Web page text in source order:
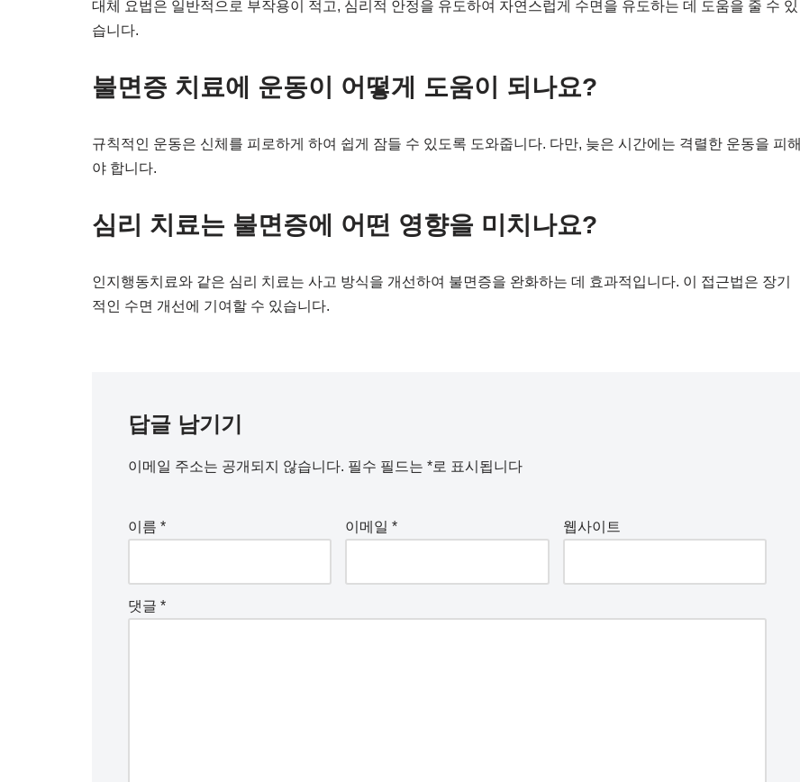
대체 요법은 일반적으로 부작용이 적고, 심리적 안정을 유도하여 자연스럽게 수면을 유도하는 데 도움을 줄 수 있
습니다.
불면증 치료에 운동이 어떻게 도움이 되나요?
규칙적인 운동은 신체를 피로하게 하여 쉽게 잠들 수 있도록 도와줍니다. 다만, 늦은 시간에는 격렬한 운동을 피해
야 합니다.
심리 치료는 불면증에 어떤 영향을 미치나요?
인지행동치료와 같은 심리 치료는 사고 방식을 개선하여 불면증을 완화하는 데 효과적입니다. 이 접근법은 장기
적인 수면 개선에 기여할 수 있습니다.
답글 남기기
이메일 주소는 공개되지 않습니다. 필수 필드는 *로 표시됩니다
이름 * 이메일* 웹사이트
댓글 *